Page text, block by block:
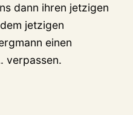
dann ihren jetzigen
jetzigen
einen
verpassen.